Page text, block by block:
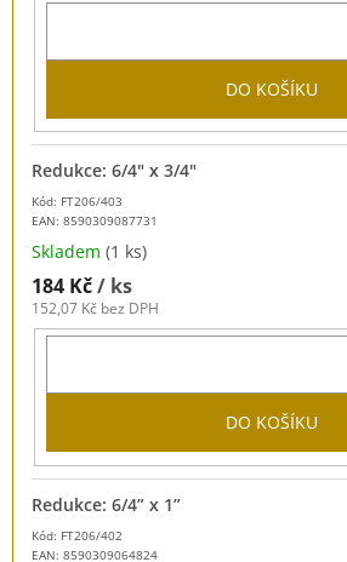
DO KOŠÍKU
Kód: FT206/403
EAN: 8590309087731
Redukce: 6/4" x 3/4"
Skladem (1 ks)
184 Kč/ ks
152,07 Kč bez DPH
DO KOŠÍKU
Kód: FT206/402
EAN: 8590309064824
Redukce: 6/4” x 1”